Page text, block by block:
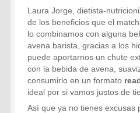
Laura Jorge, dietista-
de los beneficios que el
lo combinamos con alguna
avena barista, gracias a los
puede aportarnos un chute
con la bebida de avena,
consumirlo en un formato
ideal por si vamos justos de
Así que ya no tienes excusas